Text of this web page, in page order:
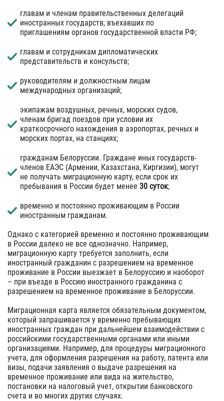
главам и членам правительственных делегаций
иностранных государств, въехавших по
приглашениям органов государственной власти РФ;
главам и сотрудникам дипломатических
представительств и консульств;
руководителям и должностным лицам
международных организаций;
экипажам воздушных, речных, морских судов,
членам бригад поездов при условии их
краткосрочного нахождения в аэропортах, речных и
морских портах, на станциях;
гражданам Белоруссии. Граждане иных государств-
членов ЕАЭС (Армении, Казахстана, Киргизии), могут
не получать миграционную карту, если срок их
пребывания в России будет менее 30 суток;
временно и постоянно проживающим в России
иностранным гражданам.
Однако с категорией временно и постоянно проживающим
в России далеко не все однозначно. Например,
миграционную карту требуется заполнить, если
иностранный гражданин с разрешением на временное
проживание в России выезжает в Белоруссию и наоборот
– при въезде в Россию иностранного гражданина с
разрешением на временное проживание в Белоруссии.
Миграционная карта является обязательным документом,
который запрашивается у временно пребывающих
иностранных граждан при дальнейшем взаимодействии с
российскими государственными органами или иными
организациями. Например, для процедуры миграционного
учета, для оформления разрешения на работу, патента или
визы, подачи заявления о выдаче разрешения на
временное проживание или вида на жительство,
постановки на налоговый учет, открытии банковского
счета и во многих других случаях.